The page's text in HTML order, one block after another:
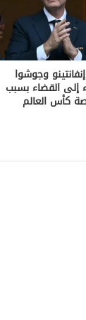
وجوشوا
إلى القضاء بسبب
كأس العالم